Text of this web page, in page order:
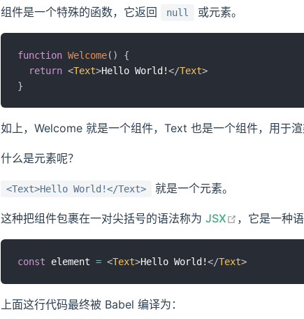
组件是一个特殊的函数，它返回 null 或元素。
function Welcome( )
{
return <Text>Hello World!</Text>
}
如上，Welcome 就是一个组件，Text 也是一个组件，用于渲
什么是元素呢？
<Text>Hello World!</Text> 就是一个元素。
这种把组件包裹在一对尖括号的语法称为 JSX open in new
，它是一种语
const element = <Text>Hello World!</Text>
上面这行代码最终被 Babel 编译为：